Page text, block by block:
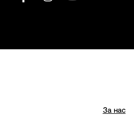
За нас